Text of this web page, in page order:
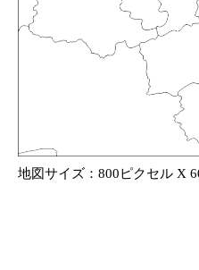
地図サイズ：800ピクセル X